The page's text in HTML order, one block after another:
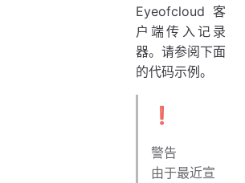
Eyeofcloud 客
户端传入记录
器。请参阅下面
的代码示例。
❗️
警告
由于最近宣